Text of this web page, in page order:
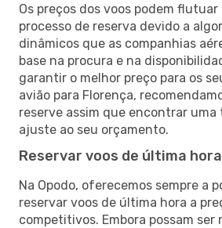
Os preços dos voos podem
processo de reserva devido a
dinâmicos que as companhias
base na procura e na
garantir o melhor preço para os
avião para Florença,
reserve assim que encontrar
ajuste ao seu orçamento.
Reservar voos de última
Na Opodo, oferecemos sempre a
reservar voos de última hora a
competitivos. Embora possam ser